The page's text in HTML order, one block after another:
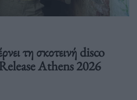
τη σκοτεινή disco
Athens 2026